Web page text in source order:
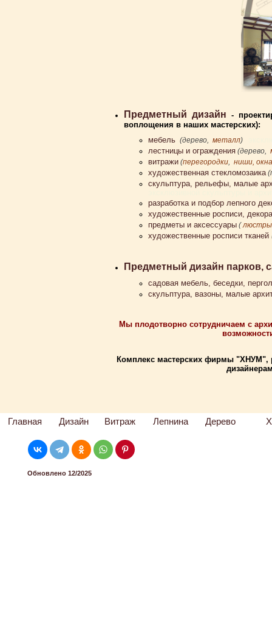
Предметный дизайн -
воплощения в наших мастерских):
мебель (дерево, металл)
лестницы и ограждения (дерево,
витражи (перегородки, ниши, окна
художественная стекломозаика
скульптура, рельефы, малые
разработка и подбор лепного
художественные росписи,
предметы и аксессуары (
художественные росписи тканей
Предметный дизайн парков,
садовая мебель, беседки,
скульптура, вазоны, малые
Мы плодотворно сотрудничаем с
Комплекс мастерских фирмы "ХНУМ",
Главная Дизайн Витраж Лепнина Дерево
Обновлено 12/2025